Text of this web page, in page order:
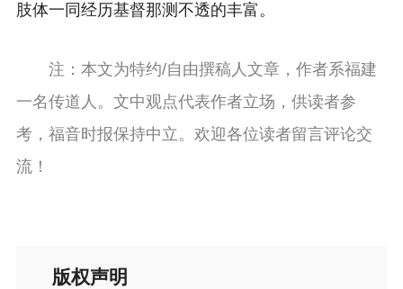
肢体一同经历基督那测不透的丰富。
注：本文为特约/自由撰稿人文章，作者系福建
一名传道人。文中观点代表作者立场，供读者参
考，福音时报保持中立。欢迎各位读者留言评论交
流！
版权声明